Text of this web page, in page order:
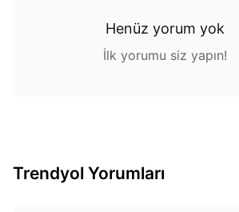
Henüz yorum yok
İlk yorumu siz yapın!
Trendyol Yorumları